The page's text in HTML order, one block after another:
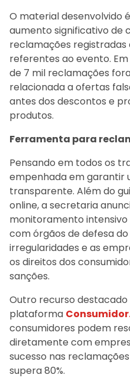
O material desenvolvido
aumento significativo de
reclamações
referentes ao evento.
de 7 mil reclamações
relacionada a ofertas
antes dos descontos e
produtos.
Ferramenta para
Pensando em todos os
empenhada em garantir
transparente. Além do
online, a secretaria
monitoramento
com órgãos de defesa
irregularidades e as
os direitos dos
sanções.
Outro recurso destacado
plataforma
consumidores podem
diretamente com
sucesso nas
supera 80%.